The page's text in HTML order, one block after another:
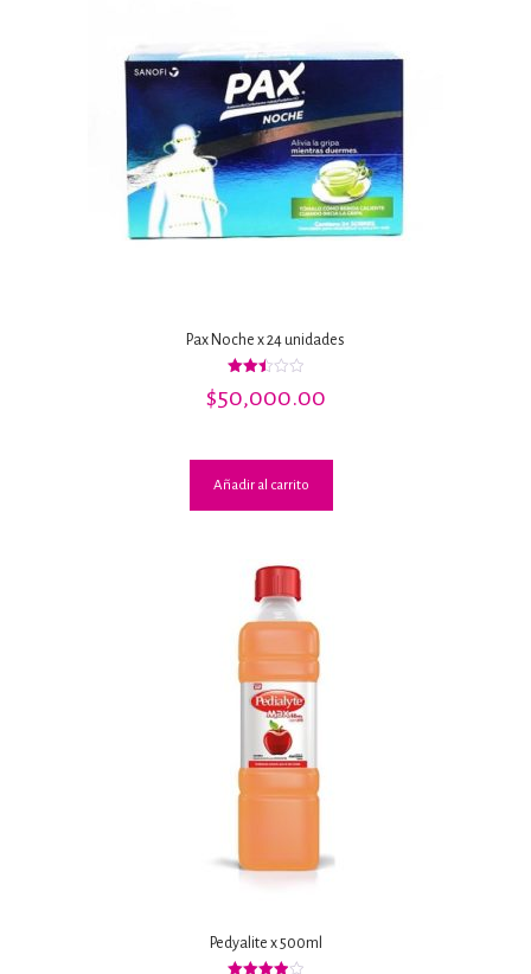
Pax Noche x 24 unidades
con
$50,000.00
Añadir al carrito
Pedyalite x 500ml